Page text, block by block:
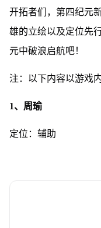
开拓者们，第四纪元
雄的立绘以及定位先
元中破浪启航吧！
注：以下内容以游戏
1、周瑜
定位：辅助